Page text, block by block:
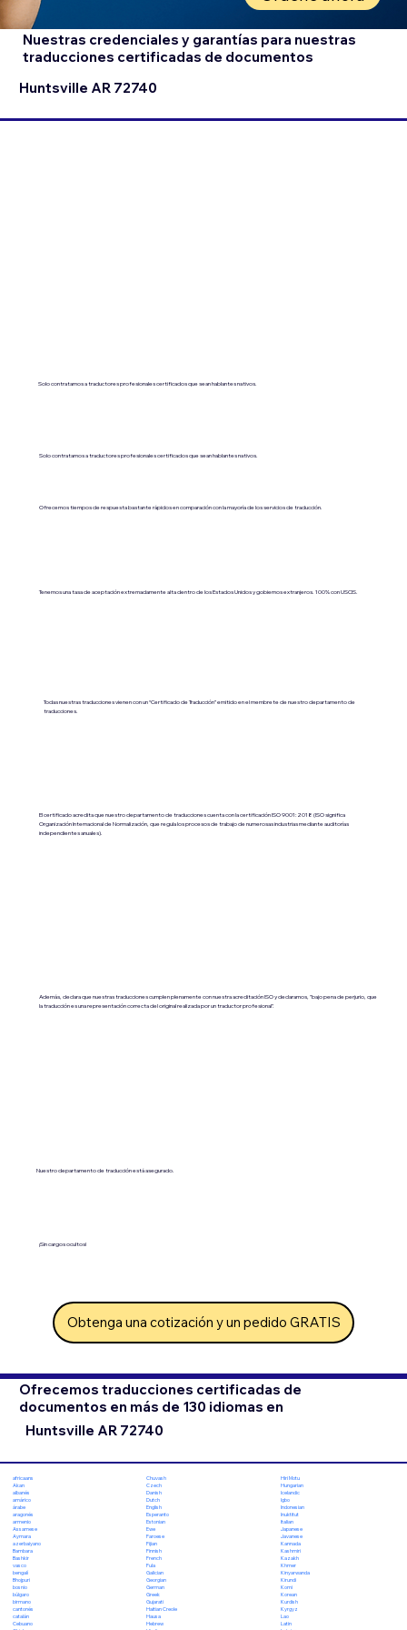
Nuestras credenciales y garantías para nuestras
traducciones certificadas de documentos
Huntsville AR 72740
Solo contratamos a traductores profesionales certificados que sean hablantes nativos.
Solo contratamos a traductores profesionales certificados que sean hablantes nativos.
Ofrecemos tiempos de respuesta bastante rápidos en comparación con la mayoría de los servicios de traducción.
Tenemos una tasa de aceptación extremadamente alta dentro de los Estados Unidos y gobiernos extranjeros. 100% con USCIS.
Todas nuestras traducciones vienen con un “Certificado de Traducción” emitido en el membrete de nuestro departamento de
traducciones.
El certificado acredita que nuestro departamento de traducciones cuenta con la certificación ISO 9001:2018 (ISO significa
Organización Internacional de Normalización, que regula los procesos de trabajo de numerosas industrias mediante auditorías
independientes anuales).
Además, declara que nuestras traducciones cumplen plenamente con nuestra acreditación ISO y declaramos, "bajo pena de perjurio, que
la traducción es una representación correcta del original realizada por un traductor profesional".
Nuestro departamento de traducción está asegurado.
¡Sin cargos ocultos!
Obtenga una cotización y un pedido GRATIS
Ofrecemos traducciones certificadas de
documentos en más de 130 idiomas en
Huntsville AR 72740
africaans
Akan
albanés
amárico
árabe
aragonés
armenio
Assamese
Aymara
azerbaiyano
Bambara
Bashkir
vasco
bengalí
Bhojpuri
bosnio
búlgaro
birmano
cantonés
catalán
Cebuano
Chuvash
Czech
Danish
Dutch
English
Esperanto
Estonian
Ewe
Faroese
Fijian
Finnish
French
Fula
Galician
Georgian
German
Greek
Gujarati
Haitian Creole
Hausa
Hebrew
Hiri Motu
Hungarian
Icelandic
Igbo
Indonesian
Inuktitut
Italian
Japanese
Javanese
Kannada
Kashmiri
Kazakh
Khmer
Kinyarwanda
Kirundi
Komi
Korean
Kurdish
Kyrgyz
Lao
Latin